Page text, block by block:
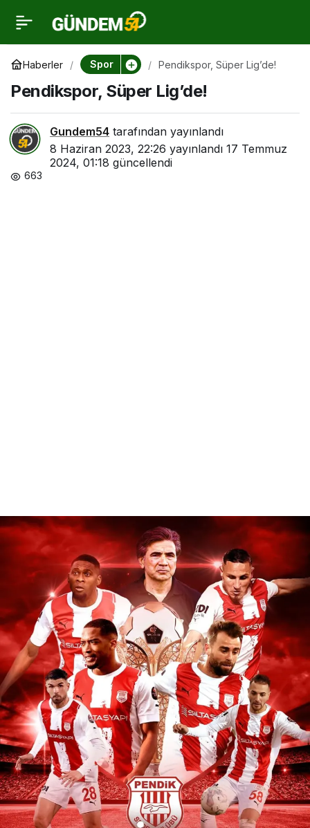
Haberler Spor Pendikspor, Süper Lig’de!
Pendikspor, Süper Lig’de!
Gundem54 tarafından yayınlandı
8 Haziran 2023, 22:26 yayınlandı 17 Temmuz
2024, 01:18 güncellendi
663
Pendikspor, Süper
Lig’de!